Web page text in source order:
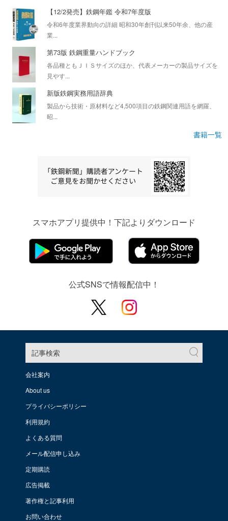
【12/2発売】鉄鋼年鑑 令和7年度版
令和6年度業界動向の詳細 昭和30年創刊以来50年余、他の産
業...
第73版 鉄鋼重量ハンドブック
各品種ともＪＩＳサイズのほか、代表メーカーの製品サイズを
見やす...
新版鉄鋼実務用語辞典
製品から技術・原材料など4,500項目の鉄鋼関連用語を網羅、
昭...
書籍一覧
スマホアプリ提供中！下記よりダウンロード
公式SNSで情報配信中！
記事検索
会社案内
About us
プライバシーポリシー
利用規約
よくある質問
メール配信申し込み
定期購読
広告掲載
著作権と記事利用
お問い合わせ